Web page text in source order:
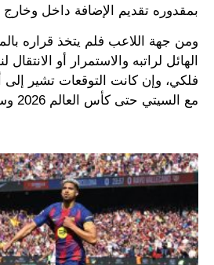
بمقدوره تقديم الإضافة داخل
ومن جهة اللاعب فلم يتخذ قراره
الهائل لراتبه والاستمرار أو الانتقال
فلكي، وإن كانت التوقعات تشير إلى
مع السيتي حتى كأس العالم 2026 وسيقبل العرض الجديد.